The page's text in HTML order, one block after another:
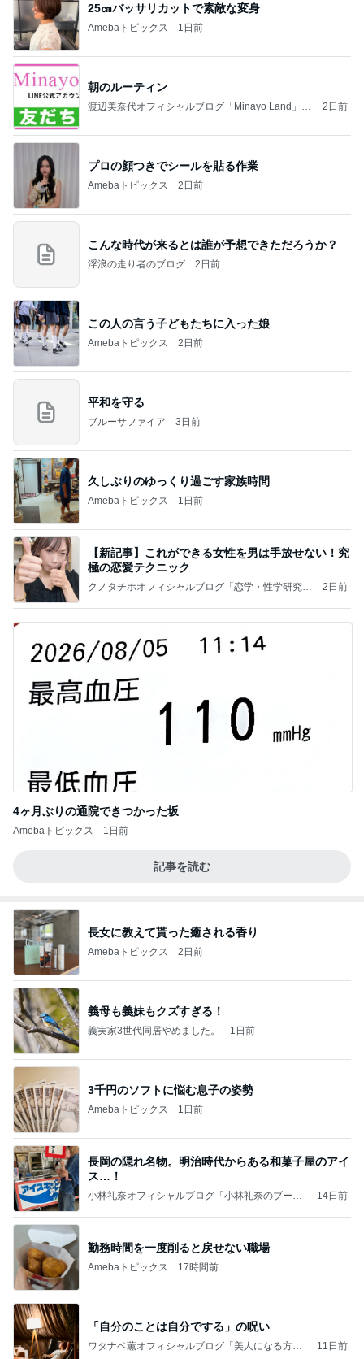
25㎝バッサリカットで素敵な変身
Amebaトピックス 1日前
朝のルーティン
渡辺美奈代オフィシャルブログ「Minayo Land」P
2日前
プロの顔つきでシールを貼る作業
Amebaトピックス 2日前
こんな時代が来るとは誰が予想できただろうか？
浮浪の走り者のブログ 2日前
この人の言う子どもたちに入った娘
Amebaトピックス 2日前
平和を守る
ブルーサファイア 3日前
久しぶりのゆっくり過ごす家族時間
Amebaトピックス 1日前
【新記事】これができる女性を男は手放せない！究
極の恋愛テクニック
クノタチホオフィシャルブログ「恋学・性学研究
2日前
4ヶ月ぶりの通院できつかった坂
Amebaトピックス 1日前
記事を読む
長女に教えて貰った癒される香り
Amebaトピックス 2日前
義母も義妹もクズすぎる！
義実家3世代同居やめました。 1日前
3千円のソフトに悩む息子の姿勢
Amebaトピックス 1日前
長岡の隠れ名物。明治時代からある和菓子屋のアイ
ス…！
小林礼奈オフィシャルブログ「小林礼奈のブーブ
14日前
勤務時間を一度削ると戻せない職場
Amebaトピックス 17時間前
「自分のことは自分でする」の呪い
ワタナベ薫オフィシャルブログ「美人になる方
11日前